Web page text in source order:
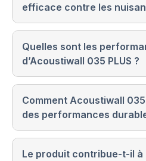
efficace contre les
Quelles sont les
d’Acoustiwall 035 PLUS ?
Comment Acoustiwall
des performances
Le produit contribue-t-il à